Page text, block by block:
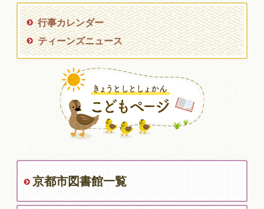
行事カレンダー
ティーンズニュース
京都市図書館一覧